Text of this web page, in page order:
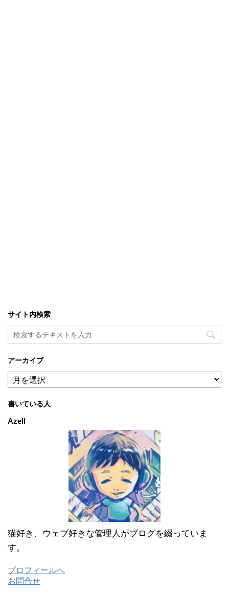
サイト内検索
アーカイブ
ア
ー
イ
ブ
書いている人
Azell
猫好き、ウェブ好きな管理人がブログを綴っていま
す。
プロフィールへ
お問合せ